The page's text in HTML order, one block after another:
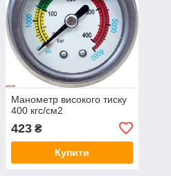
Манометр високого тиску
400 кгс/см2
423₴
Купити